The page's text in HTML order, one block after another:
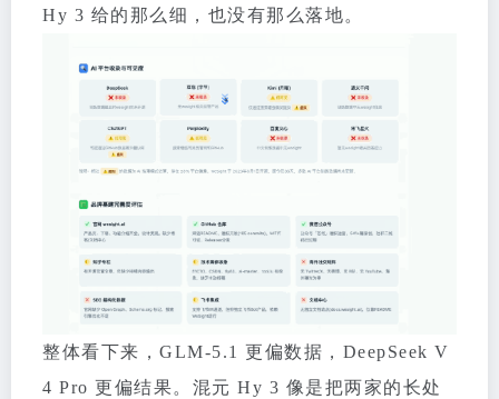
Hy 3 给的那么细，也没有那么落地。
整体看下来，GLM-5.1 更偏数据，DeepSeek V
4 Pro 更偏结果。混元 Hy 3 像是把两家的长处